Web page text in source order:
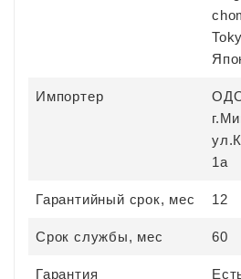
Импортер
ОДО
1а
Гарантийный срок, мес 12
Срок службы, мес 60
Гарантия